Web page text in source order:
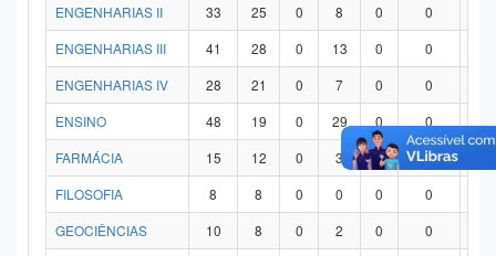
ENGENHARIAS II
33 25 0 8 0 0
ENGENHARIAS III
41 28 0 13 0 0
ENGENHARIAS IV
28 21 0 7 0 0
ENSINO
48 19 0 29 0 0
FARMÁCIA
15 12 0 3 0 0
FILOSOFIA
8 8 0 0 0 0
GEOCIÊNCIAS
10 8 0 2 0 0